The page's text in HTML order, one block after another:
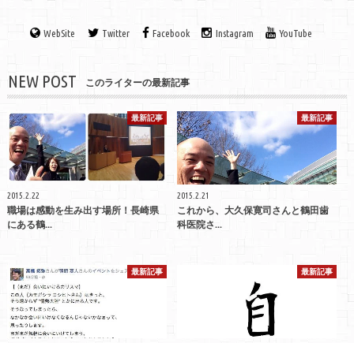
WebSite Twitter Facebook Instagram YouTube
NEW POST このライターの最新記事
最新記事
2015.2.22
職場は感動を生み出す場所！長崎県
にある鶴...
最新記事
2015.2.21
これから、大久保寛司さんと鶴田歯
科医院さ...
最新記事 最新記事